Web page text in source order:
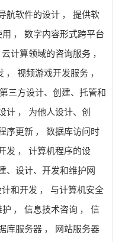
航软件的设计 ，
提供软
，
数字内容形式跨平台
云计算领域的咨询服务 ，
， 视频游戏开发服务 ，
三方设计、创建、托管和
计 ，
为他人设计、创
序更新 ，
数据库访问时
发 ，
计算机程序的设
、设计、开发和维护网
和开发 ，
与计算机安全
护 ， 信息技术咨询 ，
信
库服务器 ，
网站服务器